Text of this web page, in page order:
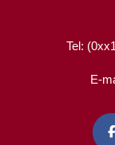
Tel:
E-
